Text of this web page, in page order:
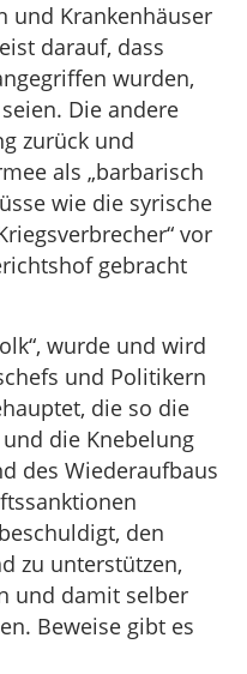
und Krankenhäuser
darauf, dass
wurden,
Die andere
zurück und
als „barbarisch
wie die syrische
vor
gebracht
wurde und wird
und Politikern
die so die
die Knebelung
des Wiederaufbaus
den
zu unterstützen,
und damit selber
Beweise gibt es